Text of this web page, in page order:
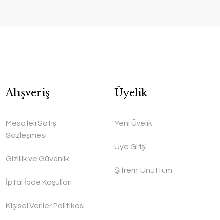
Alışveriş
Mesafeli Satış
Sözleşmesi
Gizlilik ve Güvenlik
İptal İade Koşullari
Kişisel Veriler Politikası
Üyelik
Yeni Üyelik
Üye Girişi
Şifremi Unuttum